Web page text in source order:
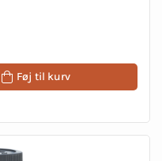
Føj til kurv